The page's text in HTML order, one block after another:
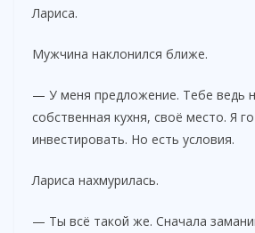
Лариса.
Мужчина наклонился ближе.
— У меня предложение. Тебе ведь
собственная кухня, своё место. Я
инвестировать. Но есть условия.
Лариса нахмурилась.
— Ты всё такой же. Сначала